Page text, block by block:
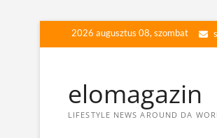
2026 augusztus 08, szombat
elomagazin
LIFESTYLE NEWS AROUND DA